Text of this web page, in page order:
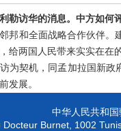
勒访华的消息。中方如何
邦和全面战略合作伙伴
给两国人民带来实实在在
为契机，同孟加拉国新
发展。
中华人民共和
Docteur Burnet, 1002